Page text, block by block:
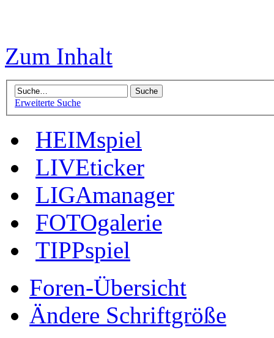
Zum Inhalt
Erweiterte Suche
HEIMspiel
LIVEticker
LIGAmanager
FOTOgalerie
TIPPspiel
Foren-Übersicht
Ändere Schriftgröße